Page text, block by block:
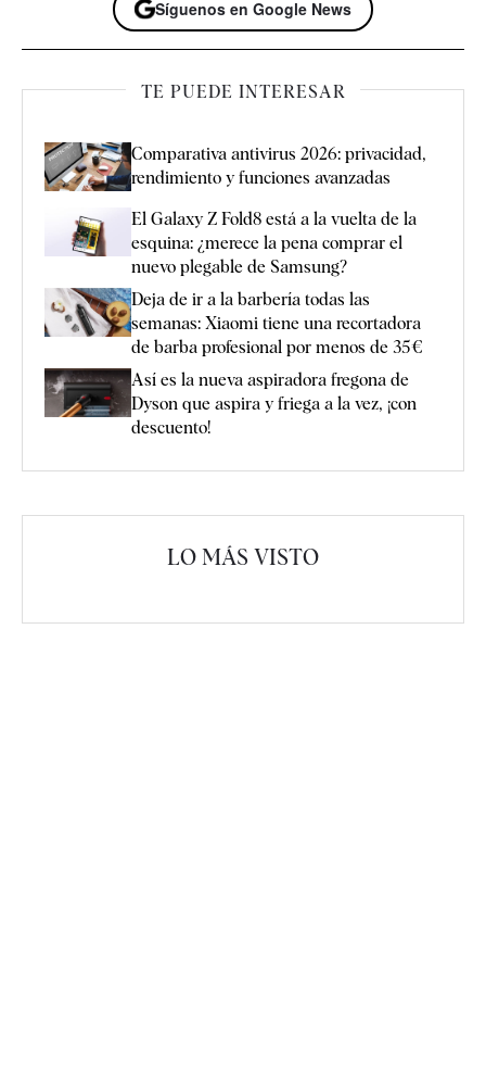
Síguenos en Google News
TE PUEDE INTERESAR
Comparativa antivirus 2026: privacidad,
rendimiento y funciones avanzadas
El Galaxy Z Fold8 está a la vuelta de la
esquina: ¿merece la pena comprar el
nuevo plegable de Samsung?
Deja de ir a la barbería todas las
semanas: Xiaomi tiene una recortadora
de barba profesional por menos de 35€
Así es la nueva aspiradora fregona de
Dyson que aspira y friega a la vez, ¡con
descuento!
LO MÁS VISTO